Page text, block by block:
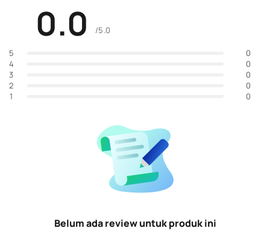
0.0 /5.0
5
0
4
0
3
0
2
0
1
0
Belum ada review untuk produk ini